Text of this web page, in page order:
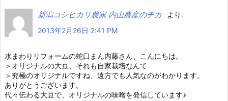
新潟コシヒカリ農家 内山農産のチカ
より:
2013年2月26日 2:41 PM
水まわりリフォームの蛇口まん内藤さん、こんにちは。
＞オリジナルの大豆、それも自家栽培なんて
＞究極のオリジナルですね、遠方でも人気なのがわかります。
ありがとうございます。
代々伝わる大豆で、オリジナルの味噌を発信しています♪